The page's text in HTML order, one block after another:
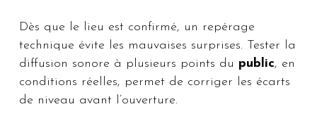
Dès que le lieu est confirmé, un repérage
technique évite les mauvaises surprises. Tester la
diffusion sonore à plusieurs points du public, en
conditions réelles, permet de corriger les écarts
de niveau avant l’ouverture.